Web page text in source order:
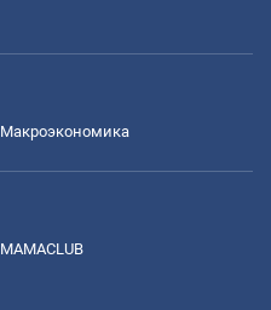
Mакроэкономика
MAMACLUB